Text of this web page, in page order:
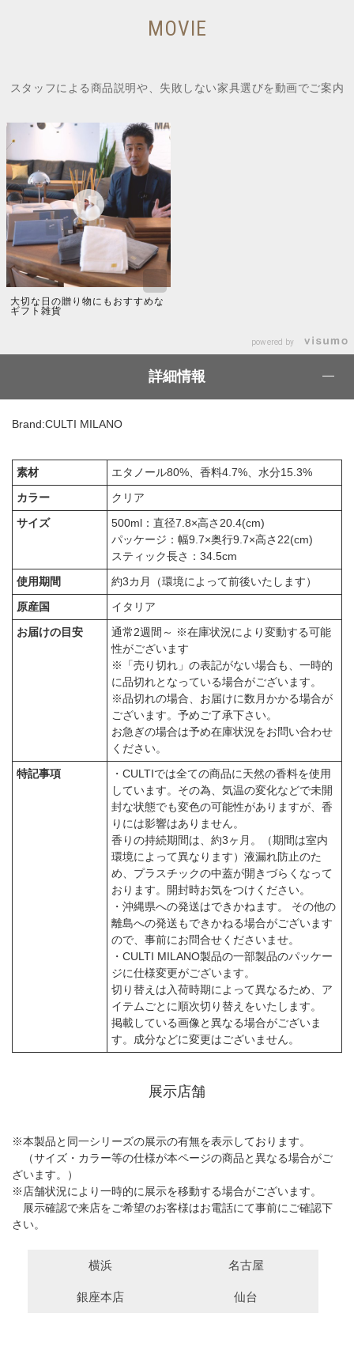
MOVIE
スタッフによる商品説明や、失敗しない家具選びを動画でご案内
大切な日の贈り物にもおすすめな
ギフト雑貨
powered by
詳細情報
Brand:CULTI MILANO
素材
エタノール80%、香料4.7%、水分15.3%
カラー
クリア
サイズ
500ml：直径7.8×高さ20.4(cm)
パッケージ：幅9.7×奥行9.7×高さ22(cm)
スティック長さ：34.5cm
使用期間
約3カ月（環境によって前後いたします）
原産国
イタリア
お届けの目安
通常2週間～ ※在庫状況により変動する可能
性がございます
※「売り切れ」の表記がない場合も、一時的
に品切れとなっている場合がございます。
※品切れの場合、お届けに数月かかる場合が
ございます。予めご了承下さい。
お急ぎの場合は予め在庫状況をお問い合わせ
ください。
特記事項
・CULTIでは全ての商品に天然の香料を使用
しています。その為、気温の変化などで未開
封な状態でも変色の可能性がありますが、香
りには影響はありません。
香りの持続期間は、約3ヶ月。（期間は室内
環境によって異なります）液漏れ防止のた
め、プラスチックの中蓋が開きづらくなって
おります。開封時お気をつけください。
・沖縄県への発送はできかねます。 その他の
離島への発送もできかねる場合がございます
ので、事前にお問合せくださいませ。
・CULTI MILANO製品の一部製品のパッケー
ジに仕様変更がございます。
切り替えは入荷時期によって異なるため、ア
イテムごとに順次切り替えをいたします。
掲載している画像と異なる場合がございま
す。成分などに変更はございません。
展示店舗
※本製品と同一シリーズの展示の有無を表示しております。
（サイズ・カラー等の仕様が本ページの商品と異なる場合がご
ざいます。）
※店舗状況により一時的に展示を移動する場合がございます。
展示確認で来店をご希望のお客様はお電話にて事前にご確認下
さい。
横浜 名古屋
銀座本店 仙台